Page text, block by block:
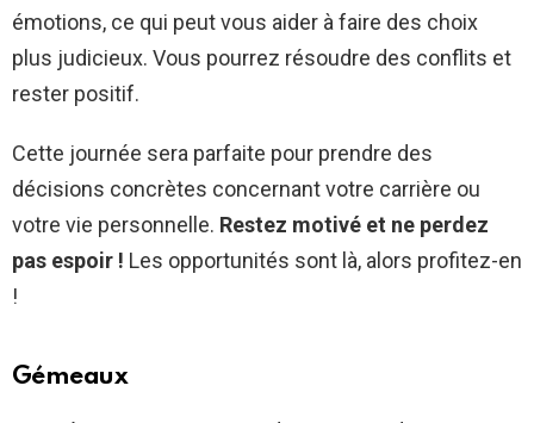
émotions, ce qui peut vous aider à faire des choix
plus judicieux. Vous pourrez résoudre des conflits et
rester positif.
Cette journée sera parfaite pour prendre des
décisions concrètes concernant votre carrière ou
votre vie personnelle. Restez motivé et ne perdez
pas espoir ! Les opportunités sont là, alors profitez-en
!
Gémeaux